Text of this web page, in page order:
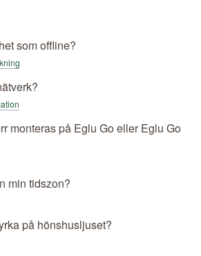
som offline?
monteras på Eglu Go eller Eglu Go
min tidszon?
på hönshusljuset?